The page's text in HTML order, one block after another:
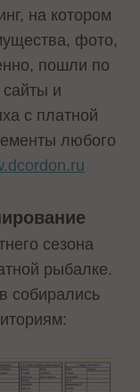
на котором
фото,
пошли по
сайты и
с платной
любого
сезона
рыбалке.
собирались